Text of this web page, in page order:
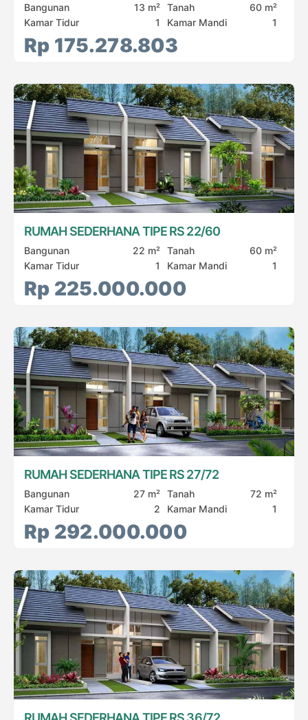
Bangunan 13 m² Tanah
60 m²
Kamar Tidur
1 Kamar Mandi 1
Rp 175.278.803
RUMAH SEDERHANA TIPE RS 22/60
Bangunan 22 m² Tanah
60 m²
Kamar Tidur
1 Kamar Mandi 1
Rp 225.000.000
RUMAH SEDERHANA TIPE RS 27/72
Bangunan 27 m² Tanah
72 m²
Kamar Tidur
2 Kamar Mandi 1
Rp 292.000.000